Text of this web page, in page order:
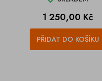
Cena
1 250,00 Kč
PŘIDAT DO KOŠÍKU